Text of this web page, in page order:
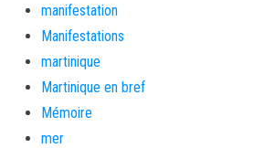
manifestation
Manifestations
martinique
Martinique en bref
Mémoire
mer